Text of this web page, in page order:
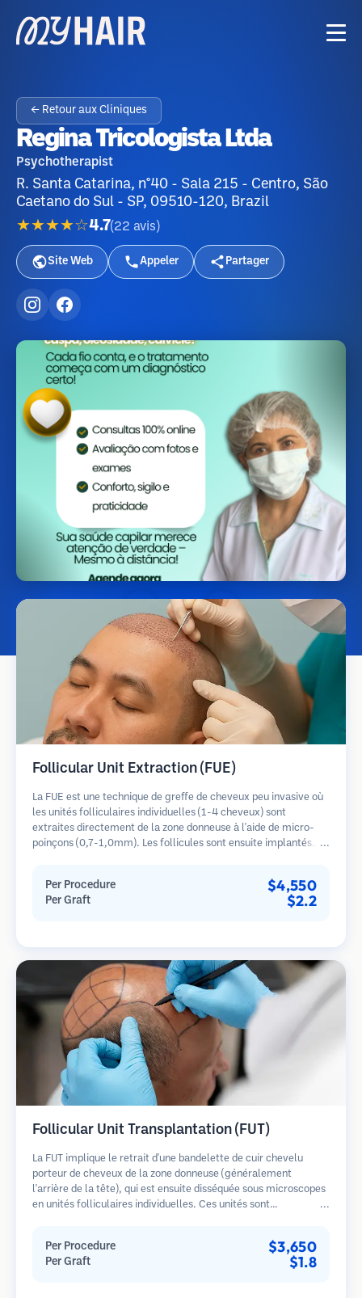
← Retour aux Cliniques
Regina Tricologista Ltda
Psychotherapist
R. Santa Catarina, n°40 - Sala 215 - Centro, São
Caetano do Sul - SP, 09510-120, Brazil
★★★★☆4.7(22 avis )
Site Web Appeler Partager
Follicular Unit Extraction (FUE)
La FUE est une technique de greffe de cheveux peu invasive où
les unités folliculaires individuelles (1-4 cheveux) sont
extraites directement de la zone donneuse à l'aide de micro-
poinçons (0,7-1,0mm). Les follicules sont ensuite implantés
guérison plus rapide par rapport aux méthodes de prélèvement
en bandelette.
Per Procedure $4,550
Per Graft $2.2
Follicular Unit Transplantation (FUT)
La FUT implique le retrait d'une bandelette de cuir chevelu
porteur de cheveux de la zone donneuse (généralement
l'arrière de la tête), qui est ensuite disséquée sous microscopes
en unités folliculaires individuelles. Ces unités sont
une cicatrice linéaire.
Per Procedure $3,650
Per Graft $1.8